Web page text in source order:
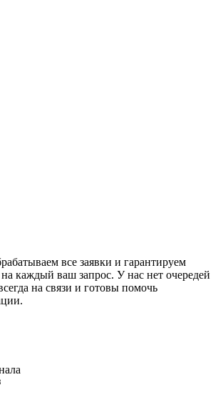
все заявки и гарантируем
каждый ваш запрос. У нас нет очередей
на связи и готовы помочь